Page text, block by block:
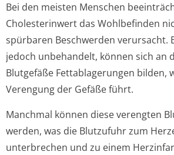
Bei den meisten Menschen
Cholesterinwert das Wohlbefinden
spürbaren Beschwerden verursacht.
jedoch unbehandelt, können sich an
Blutgefäße Fettablagerungen bilden,
Verengung der Gefäße führt.
Manchmal können diese verengten
werden, was die Blutzufuhr zum
unterbrechen und zu einem